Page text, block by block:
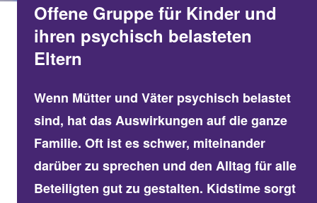
Offene Gruppe für Kinder und
ihren psychisch belasteten
Eltern
Wenn Mütter und Väter psychisch belastet
sind, hat das Auswirkungen auf die ganze
Familie. Oft ist es schwer, miteinander
darüber zu sprechen und den Alltag für alle
Beteiligten gut zu gestalten. Kidstime sorgt